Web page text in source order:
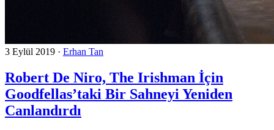
3 Eylül 2019 · Erhan Tan
Robert De Niro, The Irishman İçin
Goodfellas’taki Bir Sahneyi Yeniden
Canlandırdı